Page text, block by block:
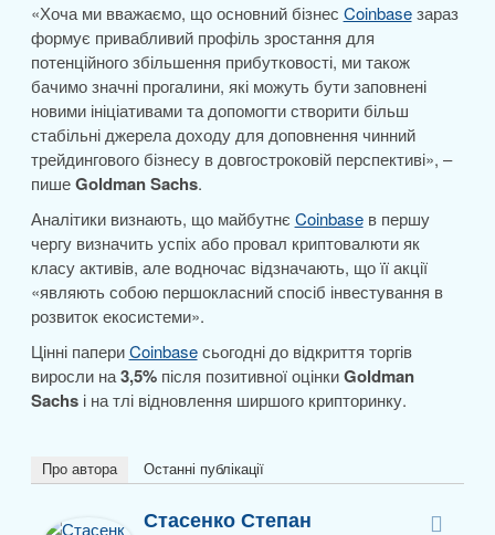
«Хоча ми вважаємо, що основний бізнес Coinbaseзараз
формує привабливий профіль зростання для
потенційного збільшення прибутковості, ми також
бачимо значні прогалини, які можуть бути заповнені
новими ініціативами та допомогти створити більш
стабільні джерела доходу для доповнення чинний
трейдингового бізнесу в довгостроковій перспективі», –
пишеGoldman Sachs.
Аналітики визнають, що майбутнє Coinbaseв першу
чергу визначить успіх або провал криптовалюти як
класу активів, але водночас відзначають, що її акції
«являють собою першокласний спосіб інвестування в
розвиток екосистеми».
Цінні папериCoinbaseсьогодні до відкриття торгів
виросли на3,5%після позитивної оцінкиGoldman
Sachsі на тлі відновлення ширшого крипторинку.
Про автора Останні публікації
Стасенко Степан